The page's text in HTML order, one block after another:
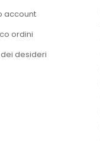
account
ordini
dei desideri